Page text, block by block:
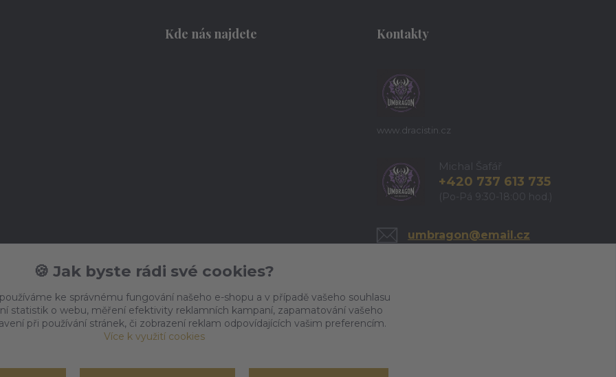
Kde nás najdete Kontakty
www.dracistin.cz
Michal Šafář
+420 737 613 735
(Po-Pá 9:30-18:00 hod.)
umbragon@email.cz
🍪 Jak byste rádi své cookies?
ke správnému fungování našeho e-shopu a v případě vašeho souhlasu
statistik o webu, měření efektivity reklamních kampaní, zapamatování vašeho
při používání stránek, či zobrazení reklam odpovídajících vašim preferencím.
Více k využití cookies